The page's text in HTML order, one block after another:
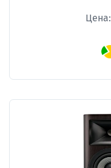
Цена: